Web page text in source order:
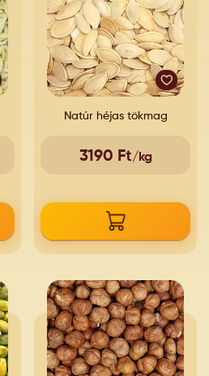
Natúr héjas tökmag
3190 Ft/kg